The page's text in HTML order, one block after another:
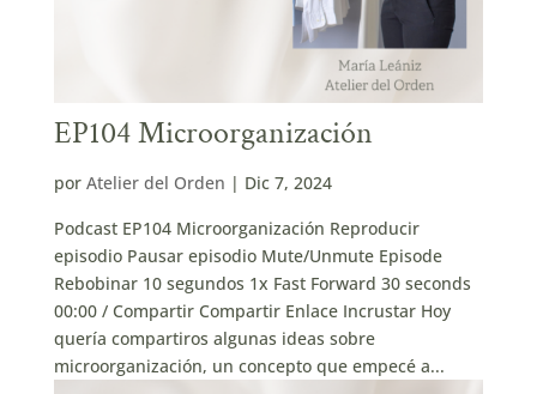
EP104 Microorganización
por Atelier del Orden | Dic 7, 2024
Podcast EP104 Microorganización Reproducir
episodio Pausar episodio Mute/Unmute Episode
Rebobinar 10 segundos 1x Fast Forward 30 seconds
00:00 / Compartir Compartir Enlace Incrustar Hoy
quería compartiros algunas ideas sobre
microorganización, un concepto que empecé a...